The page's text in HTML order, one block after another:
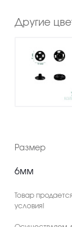
Другие
Размер
6мм
Товар
условия!